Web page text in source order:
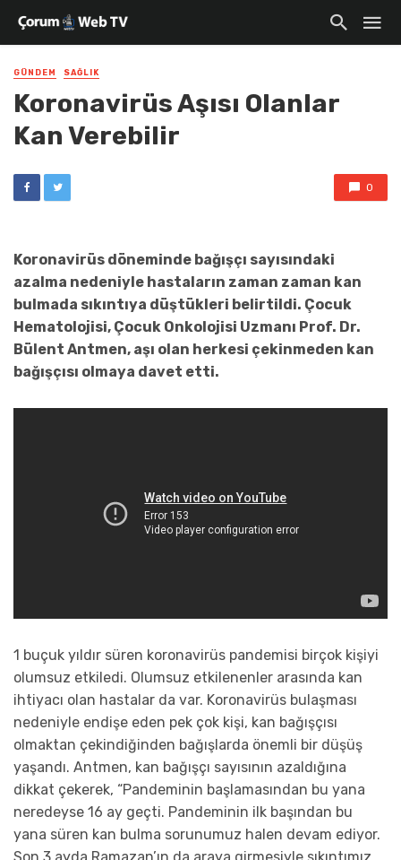
GÜNDEM SAĞLIK
Koronavirüs Aşısı Olanlar
Kan Verebilir
0
Koronavirüs döneminde bağışçı sayısındaki
azalma nedeniyle hastaların zaman zaman kan
bulmada sıkıntıya düştükleri belirtildi. Çocuk
Hematolojisi, Çocuk Onkolojisi Uzmanı Prof. Dr.
Bülent Antmen, aşı olan herkesi çekinmeden kan
bağışçısı olmaya davet etti.
1 buçuk yıldır süren koronavirüs pandemisi birçok kişiyi
olumsuz etkiledi. Olumsuz etkilenenler arasında kan
ihtiyacı olan hastalar da var. Koronavirüs bulaşması
nedeniyle endişe eden pek çok kişi, kan bağışçısı
olmaktan çekindiğinden bağışlarda önemli bir düşüş
yaşandı. Antmen, kan bağışçı sayısının azaldığına
dikkat çekerek, “Pandeminin başlamasından bu yana
neredeyse 16 ay geçti. Pandeminin ilk başından bu
yana süren kan bulma sorunumuz halen devam ediyor.